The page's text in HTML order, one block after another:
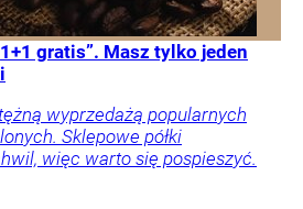
gratis”. Masz tylko jeden
wyprzedażą popularnych
Sklepowe półki
więc warto się pospieszyć.